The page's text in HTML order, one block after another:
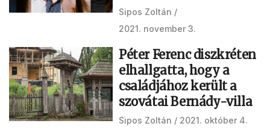
Sipos Zoltán
2021. november 3.
Péter Ferenc diszkréten
elhallgatta, hogy a
családjához került a
szovátai Bernády-villa
Sipos Zoltán 2021. október 4.